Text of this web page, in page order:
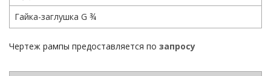
Гайка-заглушка G ¾
Чертеж рампы предоставляется по запросу